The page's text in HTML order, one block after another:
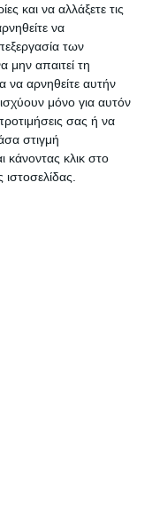
και να αλλάξετε τις
να
των
μην απαιτεί τη
να αρνηθείτε αυτήν
μόνο για αυτόν
σας ή να
στιγμή
κάνοντας κλικ στο
Αφήστε ένα σχόλιο